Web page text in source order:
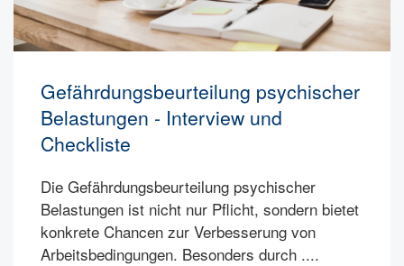
Gefährdungsbeurteilung psychischer
Belastungen - Interview und
Checkliste
Die Gefährdungsbeurteilung psychischer
Belastungen ist nicht nur Pflicht, sondern bietet
konkrete Chancen zur Verbesserung von
Arbeitsbedingungen. Besonders durch ....